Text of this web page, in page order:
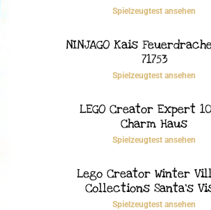
Spielzeugtest ansehen
NINJAGO Kais
71753
Spielzeugtest ansehen
LEGO Creator Expert
Charm Haus
Spielzeugtest ansehen
Lego Creator Winter
Collections Santa’s
Spielzeugtest ansehen